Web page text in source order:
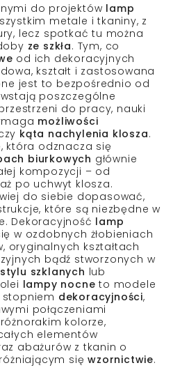
do projektów lamp
metale i tkaniny, z
lecz spotkać tu można
ze szkła. Tym, co
od ich dekoracyjnych
, kształt i zastosowana
jest to bezpośrednio od
poszczególne
do pracy, nauki
możliwości
kąta nachylenia klosza.
która odznacza się
biurkowych głównie
kompozycji – od
aż po uchwyt klosza.
do siebie dopasować,
, które są niezbędne w
Dekoracyjność lamp
w ozdobnych żłobieniach
oryginalnych kształtach
bądź stworzonych w
szklanych lub
lampy nocne to modele
stopniem dekoracyjności,
połączeniami
kolorze,
elementów
abażurów z tkanin o
sięwzornictwie.